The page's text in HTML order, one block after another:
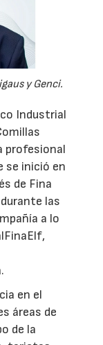
y Genci.
Industrial
profesional
se inició en
de Fina
las
a lo
en el
áreas de
de la